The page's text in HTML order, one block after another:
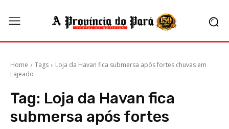
Home Tags
Loja da Havan fica submersa após fortes chuvas em
Lajeado
Tag: Loja da Havan fica
submersa após fortes